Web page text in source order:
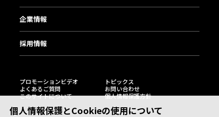
個人情報保護とCookieの使用について
企業情報
採用情報
プロモーションビデオ
トピックス
よくあるご質問
お問い合わせ
このサイトについて
個人情報保護方針